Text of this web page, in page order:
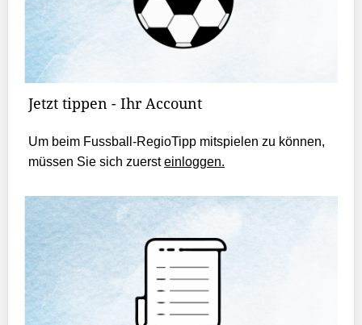
Jetzt tippen - Ihr Account
Um beim Fussball-RegioTipp mitspielen zu können,
müssen Sie sich zuersteinloggen.